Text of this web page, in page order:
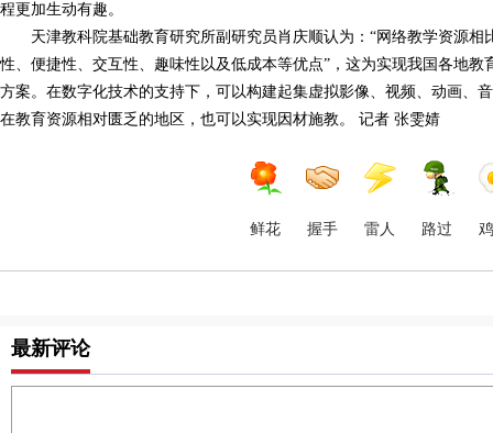
程更加生动有趣。
天津教科院基础教育研究所副研究员肖庆顺认为：“网络教学资源
性、便捷性、交互性、趣味性以及低成本等优点”，这为实现我国各地
方案。在数字化技术的支持下，可以构建起集虚拟影像、视频、动画、
在教育资源相对匮乏的地区，也可以实现因材施教。 记者 张雯婧
鲜花 握手 雷人 路过
最新评论